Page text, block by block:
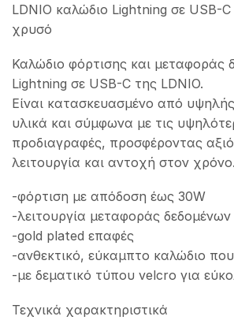
LDNIO καλώδιο Lightning σε USB-C
χρυσό
Καλώδιο φόρτισης και μεταφοράς
Lightning σε USB-C της LDNIO.
Είναι κατασκευασμένο από
υλικά και σύμφωνα με τις
προδιαγραφές, προσφέροντας
λειτουργία και αντοχή στον χρόνο.
-φόρτιση με απόδοση έως 30W
-λειτουργία μεταφοράς δεδομένων
-gold plated επαφές
-ανθεκτικό, εύκαμπτο καλώδιο
-με δεματικό τύπου velcro για
Τεχνικά χαρακτηριστικά